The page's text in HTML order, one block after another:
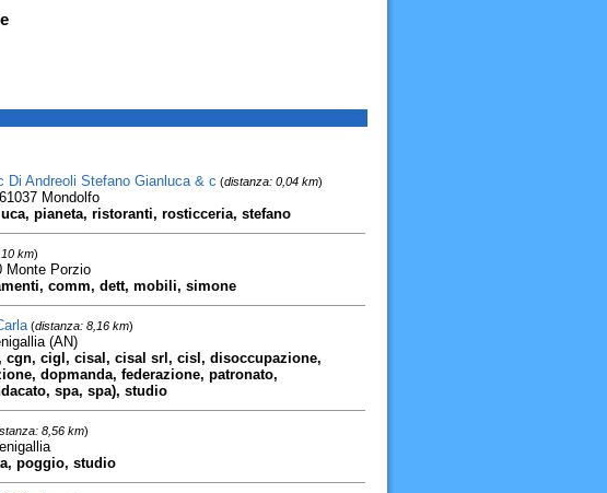
Di Andreoli Stefano Gianluca & c (distanza: 0,04 km)
Mondolfo
pianeta, ristoranti, rosticceria, stefano
km)
Monte Porzio
comm, dett, mobili, simone
(distanza: 8,16 km)
(AN)
cgn, cigl, cisal, cisal srl, cisl, disoccupazione,
dopmanda, federazione, patronato,
spa, spa), studio
8,56 km)
poggio, studio